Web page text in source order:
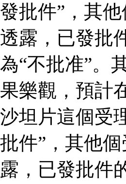
發批件”，其
透露，已發批
為“不批准”。
果樂觀，預計
沙坦片這個受
批件”，其他
露，已發批件